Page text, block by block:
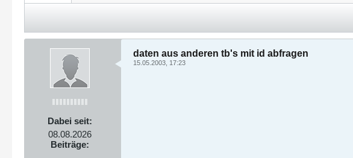
Dabei seit:
08.08.2026
Beiträge:
daten aus anderen tb's mit id abfragen
15.05.2003, 17:23